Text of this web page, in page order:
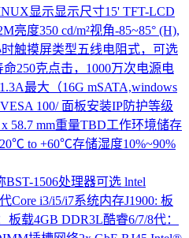
显示显示尺寸15' TFT-LCD
亮度350 cd/m²视角-85~85° (H),
时触摸屏类型五线电阻式，可选
250克点击，1000万次电源电
最大（16G mSATA,windows
100/ 面板安装IP防护等级
58.7 mm重量TBD工作环境储存
to +60℃存储湿度10%~90%
BST-1506处理器可选 lntel
i3/i5/i7系统内存J1900: 板
载4GB DDR3L酷睿6/7/8代：